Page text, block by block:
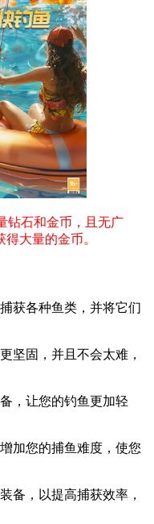
钻石和金币，且无广
大量的金币。
各种鱼类，并将它们
固，并且不会太难，
，让您的钓鱼更加轻
您的捕鱼难度，使您
，以提高捕获效率，